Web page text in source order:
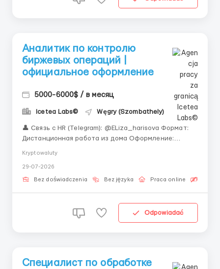
Аналитик по контролю
биржевых операций |
официальное оформление
5000-6000$ / в месяц
Icetea Labs© Węgry (Szombathely)
👤 Связь с HR (Telegram): @ELiza_harisova Формат:
Дистанционная работа из дома Оформление:
возможность попробовать себя в новой роли без
финансовых потерь. Мы поддержим Вас на каждом
Kryptowaluty
29-07-2026
Bez doświadczenia Bez języka Praca online
Odpowiadać
Специалист по обработке